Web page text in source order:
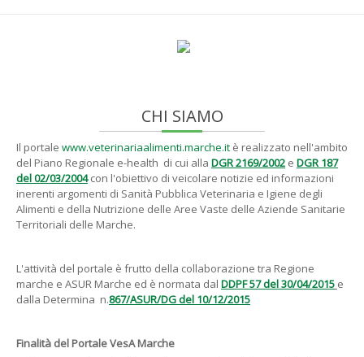
CHI SIAMO
Il portale www.veterinariaalimenti.marche.it è realizzato nell'ambito
del Piano Regionale e-health di cui alla DGR 2169/2002 e DGR 187
del 02/03/2004con l'obiettivo di veicolare notizie ed informazioni
inerenti argomenti di Sanità Pubblica Veterinaria e Igiene degli
Alimenti e della Nutrizione delle Aree Vaste delle Aziende Sanitarie
Territoriali delle Marche.
L'attività del portale è frutto della collaborazione tra Regione
marche e ASUR Marche ed è normata dal DDPF 57 del 30/04/2015 e
dalla Determina n.867/ASUR/DG del 10/12/2015
Finalità del PortaleVesA Marche